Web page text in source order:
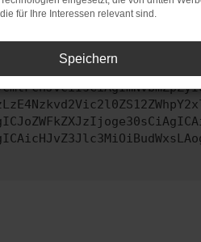
versucht hast,
die für Ihre Interessen relevant sind.
Speichern